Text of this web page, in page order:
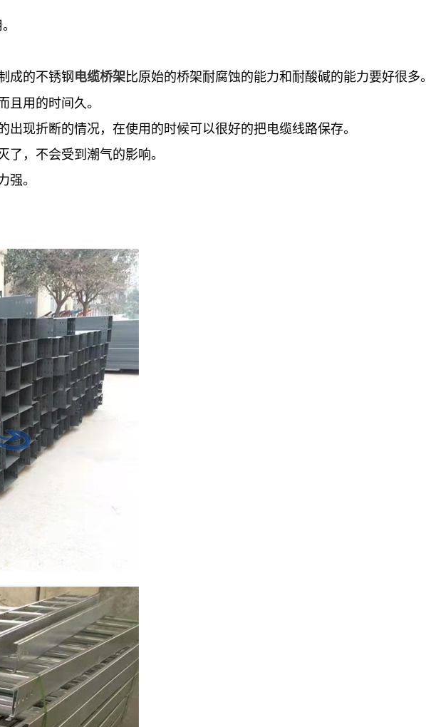
成的不锈钢电缆桥架比原始的桥架耐腐蚀的能力和耐酸碱的能力要好很多。
用的时间久。
现折断的情况，在使用的时候可以很好的把电缆线路保存。
，不会受到潮气的影响。
。